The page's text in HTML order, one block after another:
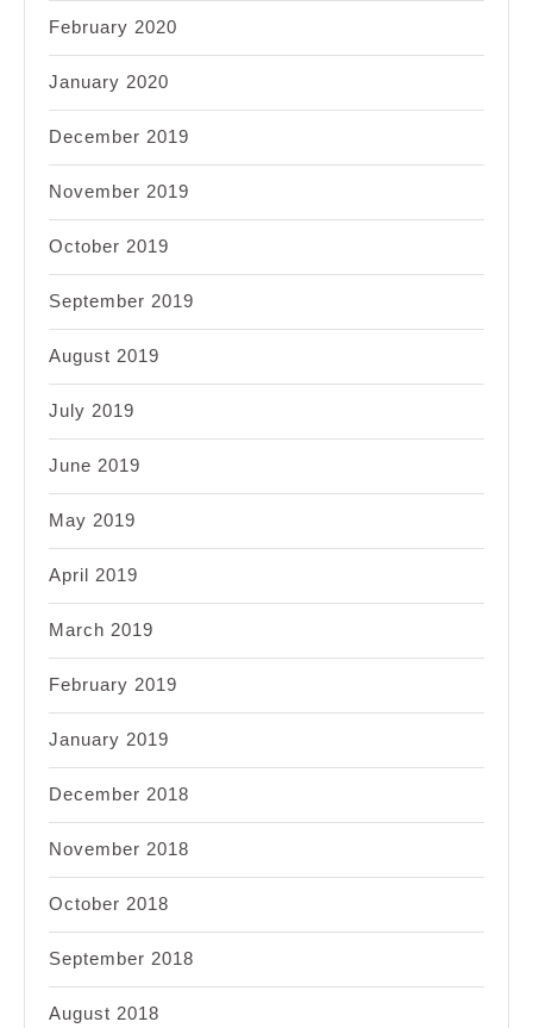
February 2020
January 2020
December 2019
November 2019
October 2019
September 2019
August 2019
July 2019
June 2019
May 2019
April 2019
March 2019
February 2019
January 2019
December 2018
November 2018
October 2018
September 2018
August 2018